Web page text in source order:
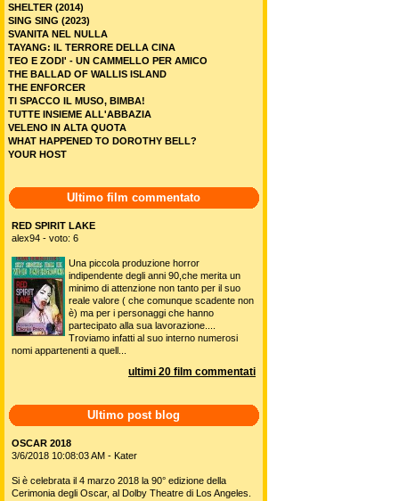
SHELTER (2014)
SING SING (2023)
SVANITA NEL NULLA
TAYANG: IL TERRORE DELLA CINA
TEO E ZODI' - UN CAMMELLO PER AMICO
THE BALLAD OF WALLIS ISLAND
THE ENFORCER
TI SPACCO IL MUSO, BIMBA!
TUTTE INSIEME ALL'ABBAZIA
VELENO IN ALTA QUOTA
WHAT HAPPENED TO DOROTHY BELL?
YOUR HOST
Ultimo film commentato
RED SPIRIT LAKE
alex94 - voto: 6
Una piccola produzione horror
indipendente degli anni 90,che merita un
minimo di attenzione non tanto per il suo
reale valore ( che comunque scadente non
è) ma per i personaggi che hanno
partecipato alla sua lavorazione....
Troviamo infatti al suo interno numerosi
nomi appartenenti a quell...
ultimi 20 film commentati
Ultimo post blog
OSCAR 2018
3/6/2018 10:08:03 AM - Kater
Si è celebrata il 4 marzo 2018 la 90° edizione della
Cerimonia degli Oscar, al Dolby Theatre di Los Angeles.